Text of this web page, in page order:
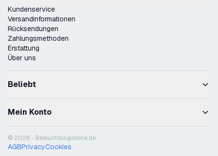
Kundenservice
Versandinformationen
Rücksendungen
Zahlungsmethoden
Erstattung
Über uns
Beliebt
Mein Konto
© 2026 - Beleuchtungonline.de
AGBPrivacyCookies